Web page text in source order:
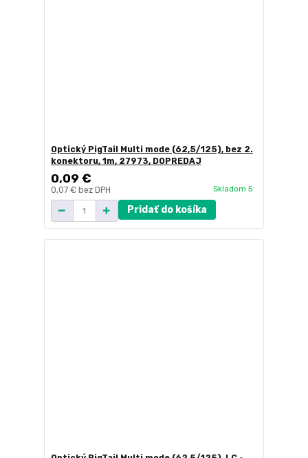
Optický PigTail Multi mode (62,5/125), bez 2.
konektoru, 1m, 27973, DOPREDAJ
0,09 €
0,07 € bez DPH Skladom 5
Pridať do košíka